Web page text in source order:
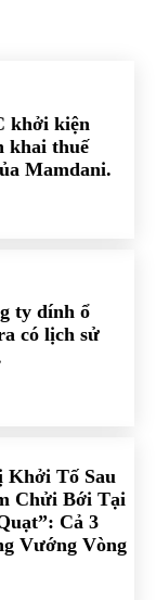
khởi kiện
khai thuế
Mamdani.
ty dính ổ
có lịch sử
Khởi Tố Sau
Chửi Bới Tại
Cả 3
Vướng Vòng